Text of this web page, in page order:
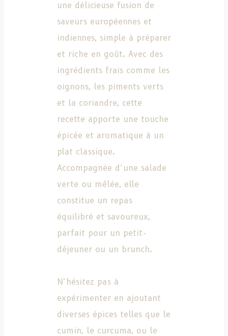
une délicieuse fusion de
saveurs européennes et
indiennes, simple à préparer
et riche en goût. Avec des
ingrédients frais comme les
oignons, les piments verts
et la coriandre, cette
recette apporte une touche
épicée et aromatique à un
plat classique.
Accompagnée d’une salade
verte ou mêlée, elle
constitue un repas
équilibré et savoureux,
parfait pour un petit-
déjeuner ou un brunch.
N’hésitez pas à
expérimenter en ajoutant
diverses épices telles que le
cumin, le curcuma, ou le